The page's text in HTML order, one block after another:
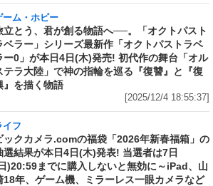
ーム・ホビー
立とう、君が創る物語へ──。「オクトパスト
ベラー」シリーズ最新作「オクトパストラベ
ー0」が本日4日(木)発売! 初代作の舞台「オル
テラ大陸」で神の指輪を巡る『復讐』と『復
』を描く物語
[2025/12/4 18:55:37]
イフ
ックカメラ.comの福袋「2026年新春福箱」の
選結果が本日4日(木)発表! 当選者は7日
)20:59までに購入しないと無効に～iPad、山
18年、ゲーム機、ミラーレス一眼カメラなど